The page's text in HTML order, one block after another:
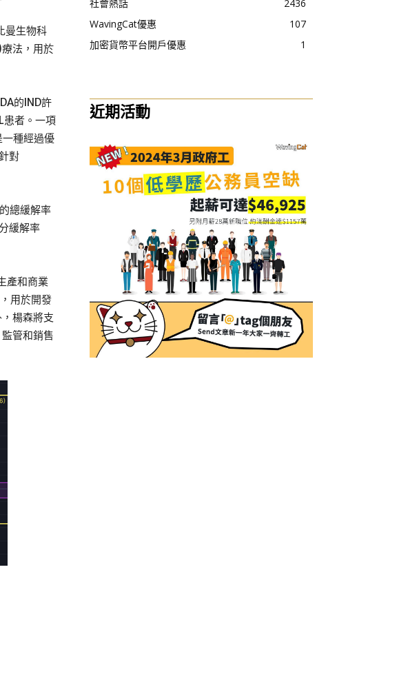
曼生物科
法，用於
的IND許
患者。一項
種經過優
對
總緩解率
緩解率
產和商業
用於開發
楊森將支
管和銷售
社會熱話
2436
WavingCat優惠
107
加密貨幣平台開戶優惠
1
近期活動